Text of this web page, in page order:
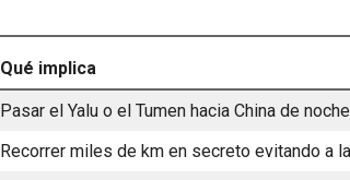
Qué implica
Pasar el Yalu o el Tumen hacia China de noche
Recorrer miles de km en secreto evitando a